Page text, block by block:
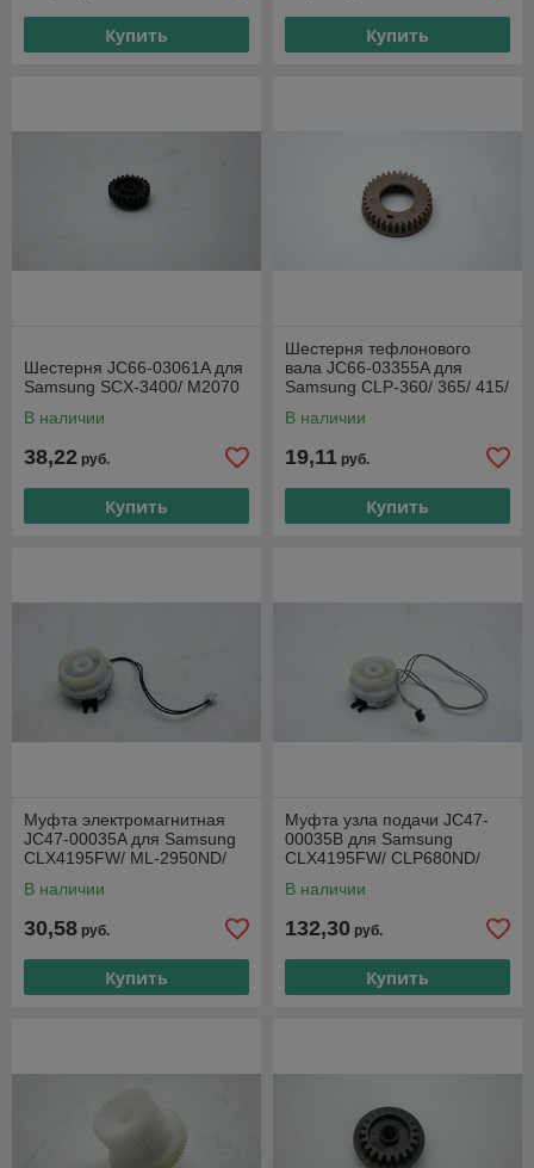
Купить Купить
Шестерня JC66-03061A для
Samsung SCX-3400/ M2070
В наличии
38,22 руб.
Купить
Шестерня тефлонового
вала JC66-03355A для
Samsung CLP-360/ 365/ 415/
В наличии
19,11 руб.
Купить
Муфта электромагнитная
JC47-00035A для Samsung
CLX4195FW/ ML-2950ND/
2870FW/ C1860FW
В наличии
30,58 руб.
Купить
Муфта узла подачи JC47-
00035B для Samsung
CLX4195FW/ CLP680ND/
В наличии
132,30 руб.
Купить